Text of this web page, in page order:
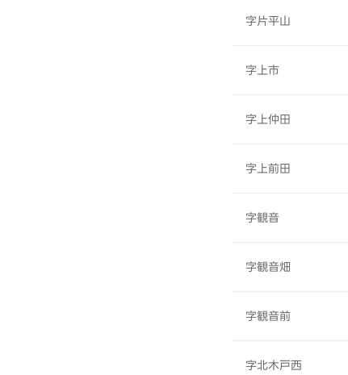
字片平山
字上市
字上仲田
字上前田
字観音
字観音畑
字観音前
字北木戸西